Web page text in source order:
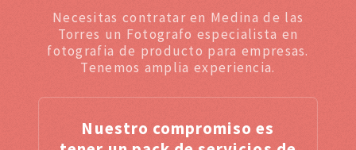
Necesitas contratar en Medina de las
Torres un Fotografo especialista en
fotografia de producto para empresas.
Tenemos amplia experiencia.
Nuestro compromiso es